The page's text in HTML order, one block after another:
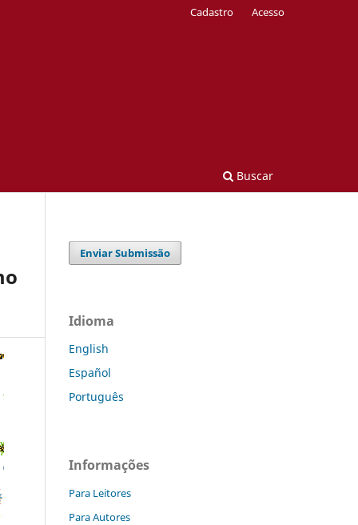
Buscar
Cadastro Acesso
Enviar Submissão
Idioma
English
Español
Português
Informações
Para Leitores
Para Autores